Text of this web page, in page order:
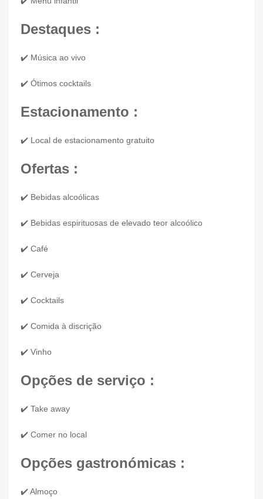
Destaques :
✔️ Música ao vivo
✔️ Ótimos cocktails
Estacionamento :
✔️ Local de estacionamento gratuito
Ofertas :
✔️ Bebidas alcoólicas
✔️ Bebidas espirituosas de elevado teor alcoólico
✔️ Café
✔️ Cerveja
✔️ Cocktails
✔️ Comida à discrição
✔️ Vinho
Opções de serviço :
✔️ Take away
✔️ Comer no local
Opções gastronómicas :
✔️ Almoço